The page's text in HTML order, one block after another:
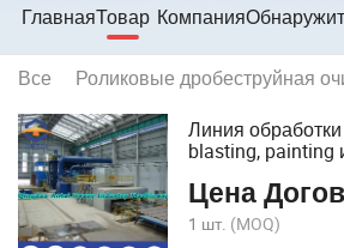
ГлавнаяТовар Компания
Все Роликовые дробеструйная
Линия
blasting, painting
Цена
1 шт. (MOQ)